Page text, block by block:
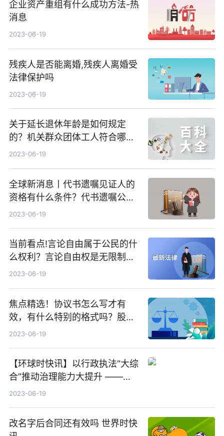
企业资产重组有什么成功方法-热
消息
2023-06-19
残疾人是否能离婚,残疾人离婚受
法律保护吗
2023-06-19
关于延长退休年龄是如何规定
的？机关群众团体工人符合哪些
条件应该退休？-天天快看
2023-06-19
全球新消息丨代书遗嘱见证人的
资格有什么条件？代书遗嘱公证
条件有哪些？
2023-06-19
当前看点!言论自由属于公民的什
么权利？言论自由权是无限制的
吗？
2023-06-19
焦点精选！协议书怎么写才有
效，有什么特别的格式吗？股权
转让协议公证是如何收费的？
2023-06-19
【环球时快讯】以行政执法“大综
合”推动治理能力大提升 ——长
沙县全力打造行政执法改革“星沙
2023-06-19
改名字后合同还有效吗 世界时快